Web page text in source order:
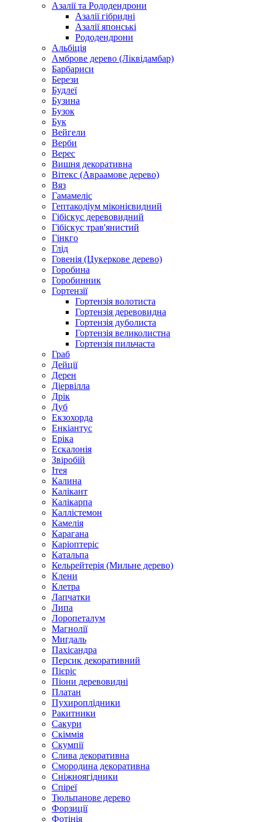
Азалії та Рододендрони
Азалії гібридні
Азалії японські
Рододендрони
Альбіція
Амброве дерево (Ліквідамбар)
Барбариси
Берези
Будлеї
Бузина
Бузок
Бук
Вейгели
Верби
Верес
Вишня декоративна
Вітекс (Авраамове дерево)
Вяз
Гамамеліс
Гептакодіум міконієвидний
Гібіскус деревовидний
Гібіскус трав'янистий
Гінкго
Глід
Говенія (Цукеркове дерево)
Горобина
Горобинник
Гортензії
Гортензія волотиста
Гортензія деревовидна
Гортензія дуболиста
Гортензія великолистна
Гортензія пильчаста
Граб
Дейції
Дерен
Діервілла
Дрік
Дуб
Екзохорда
Енкіантус
Еріка
Ескалонія
Звіробій
Ітея
Калина
Калікант
Калікарпа
Каллістемон
Камелія
Карагана
Каріоптеріс
Катальпа
Кельрейтерія (Мильне дерево)
Клени
Клетра
Лапчатки
Липа
Лоропеталум
Магнолії
Мигдаль
Пахісандра
Персик декоративний
Пієріс
Піони деревовидні
Платан
Пухироплідники
Ракитники
Сакури
Скіммія
Скумпії
Слива декоративна
Смородина декоративна
Сніжноягідники
Спіреї
Тюльпанове дерево
Форзиції
Фотінія